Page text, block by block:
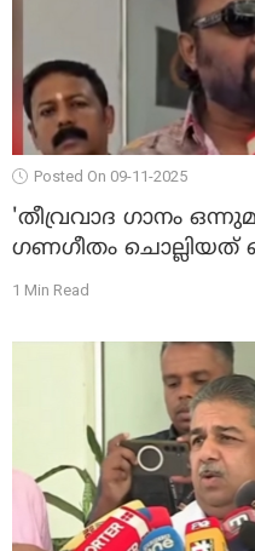
Posted On 09-11-2025
'തീവ്രവാദ ഗാനം
ഗണഗീതം ചൊല്ലിയത്
ഭാഗം'; സുരേഷ് ഗോപി
1 Min Read